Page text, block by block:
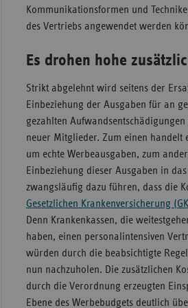
Kommunikationsformen und
des Vertriebs angewendet werden
Es drohen hohe
Strikt abgelehnt wird seitens der
Einbeziehung der Ausgaben für an
gezahlten
neuer Mitglieder. Zum einen handelt
um echte Werbeausgaben, zum
Einbeziehung dieser Ausgaben in
zwangsläufig dazu führen, dass die
Gesetzlichen Krankenversicherung
Denn Krankenkassen, die
haben, einen personalintensiven
würden durch die beabsichtigte
nun nachzuholen. Die zusätzlichen
durch die Verordnung erzeugten
Ebene des Werbebudgets deutlich